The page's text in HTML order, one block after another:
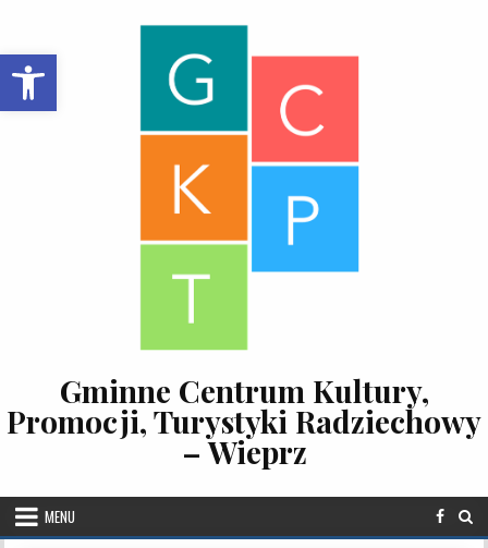
Open toolbar
Gminne Centrum Kultury,
Promocji, Turystyki Radziechowy
– Wieprz
MENU